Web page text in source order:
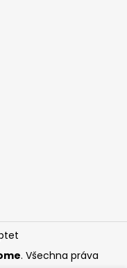
. Všechna práva